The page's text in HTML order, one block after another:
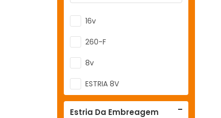
Toretto Drag Race
Wilwood
16v
260-F
8v
ESTRIA 8V
Estria 16V
Estria Da Embreagem